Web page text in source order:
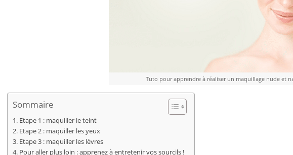
Tuto pour apprendre à réaliser un maquillage nude et
Sommaire
Etape 1 : maquiller le teint
Etape 2 : maquiller les yeux
Etape 3 : maquiller les lèvres
Pour aller plus loin : apprenez à entretenir vos sourcils !